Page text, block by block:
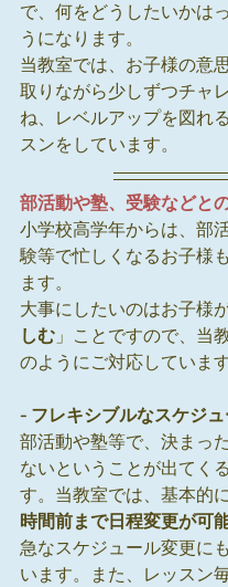
で、何をどうしたいかは
うになります。
当教室では、お子様の意
取りながら少しずつチャ
ね、レベルアップを図れ
スンをしています。
部活動や塾、受験などと
小学校高学年からは、部
験等で忙しくなるお子様
ます。
大事にしたいのはお子様
しむ」ことですので、当
のようにご対応しています
- フレキシブルなスケジ
部活動や塾等で、決まっ
ないということが出てく
す。当教室では、基本的
時間前まで日程変更が可
急なスケジュール変更に
います。また、レッスン